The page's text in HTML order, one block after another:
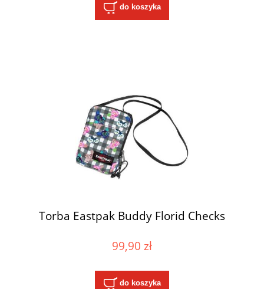
do koszyka
Torba Eastpak Buddy Florid Checks
99,90 zł
do koszyka